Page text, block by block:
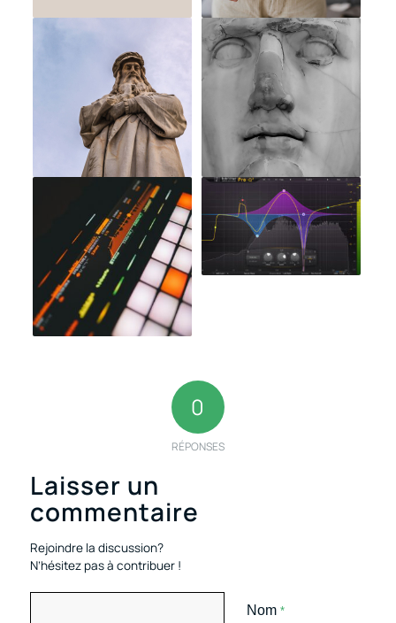
0
RÉPONSES
Laisser un
commentaire
Rejoindre la discussion?
N’hésitez pas à contribuer !
Nom *